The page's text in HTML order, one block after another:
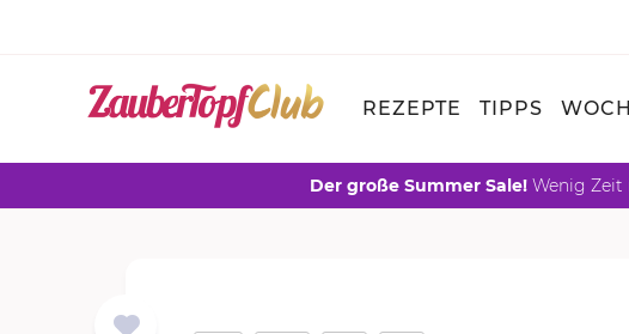
REZEPTE TIPPS
Der große Summer Sale! Wenig Zeit